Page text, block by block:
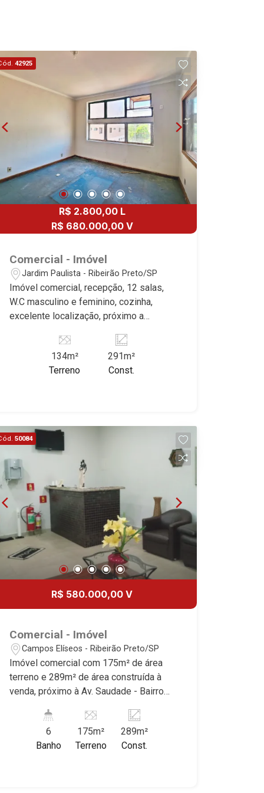
17
18
Aug/Tue
19
Aug/Wed
20
Aug/Thu
21
Aug/Fri
22
Aug/Sat
14:00
15:00
16:00
17:00
18:00
42925
R$ 2.800,00 L
R$ 680.000,00 V
Comercial - Imóvel
Jardim Paulista - Ribeirão Preto/SP
Imóvel comercial, recepção, 12 salas,
W.C masculino e feminino, cozinha,
excelente localização, próximo a
Imobiliária, referência no mercado
imobiliário desde 2000. Especialistas
em Venda e Locação! Avenida João
134m²
Terreno
291m²
Const.
50084
R$ 580.000,00 V
Comercial - Imóvel
Campos Elíseos - Ribeirão Preto/SP
Imóvel comercial com 175m² de área
terreno e 289m² de área construída à
venda, próximo à Av. Saudade - Bairro
Conheça as características deste
imóvel que a Martinelli Imobiliária
selecionou para você: - 175m² de área
6
Banho
175m²
Terreno
289m²
Const.